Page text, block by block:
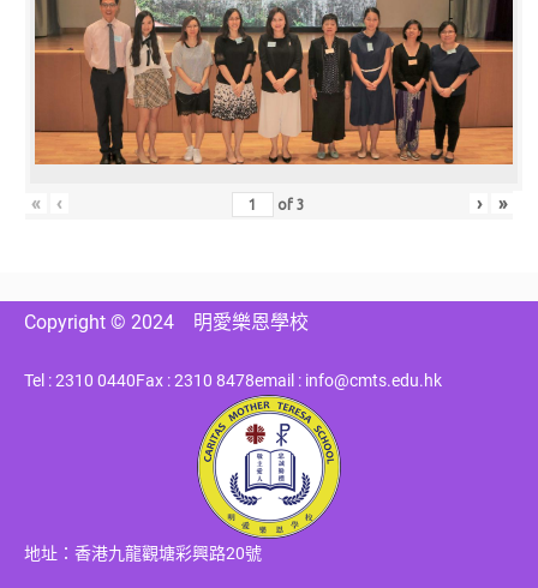
« ‹ of3 › »
Copyright © 2024 明愛樂恩學校
Tel : 2310 0440Fax : 2310 8478email : info@cmts.edu.hk
地址：香港九龍觀塘彩興路20號